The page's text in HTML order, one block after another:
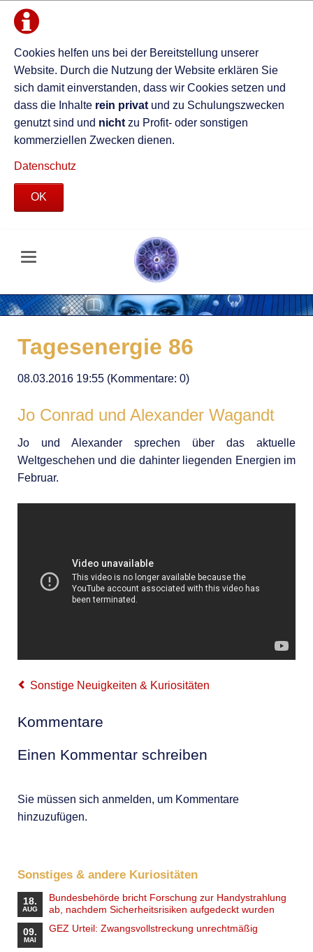
Cookies helfen uns bei der Bereitstellung unserer
Website. Durch die Nutzung der Website erklären Sie
sich damit einverstanden, dass wir Cookies setzen und
dass die Inhalte rein privat und zu Schulungszwecken
genutzt sind und nicht zu Profit- oder sonstigen
kommerziellen Zwecken dienen.
Datenschutz
OK
Tagesenergie 86
08.03.2016 19:55(Kommentare: 0)
Jo Conrad und Alexander Wagandt
Jo und Alexander sprechen über das aktuelle
Weltgeschehen und die dahinter liegenden Energien im
Februar.
Sonstige Neuigkeiten & Kuriositäten
Kommentare
Einen Kommentar schreiben
Sie müssen sich anmelden, um Kommentare
hinzuzufügen.
Sonstiges & andere Kuriositäten
18.
AUG
Bundesbehörde bricht Forschung zur Handystrahlung
ab, nachdem Sicherheitsrisiken aufgedeckt wurden
09.
MAI
GEZ Urteil: Zwangsvollstreckung unrechtmäßig